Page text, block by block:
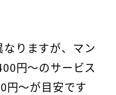
りますが、マン
円〜のサービス
円〜が目安です